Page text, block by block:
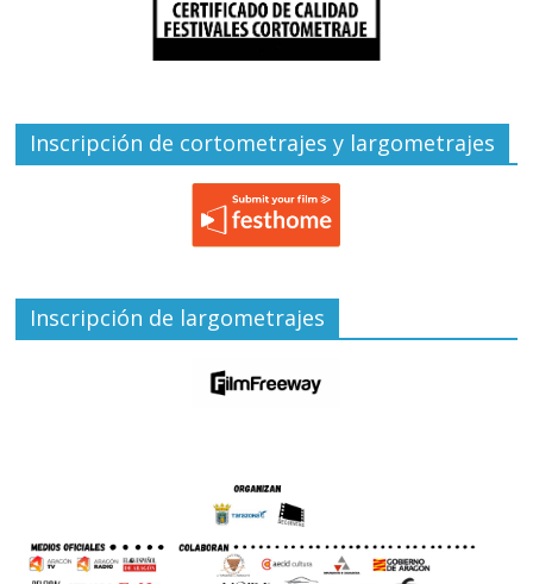
Inscripción de cortometrajes y largometrajes
Inscripción de largometrajes